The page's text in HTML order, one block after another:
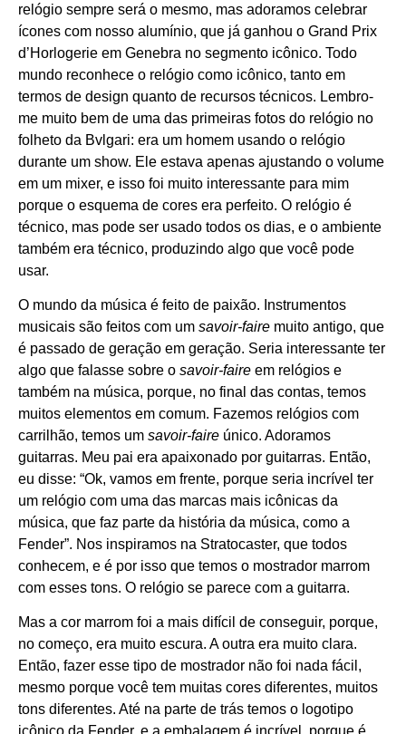
relógio sempre será o mesmo, mas adoramos celebrar
ícones com nosso alumínio, que já ganhou o Grand Prix
d’Horlogerie em Genebra no segmento icônico. Todo
mundo reconhece o relógio como icônico, tanto em
termos de design quanto de recursos técnicos. Lembro-
me muito bem de uma das primeiras fotos do relógio no
folheto da Bvlgari: era um homem usando o relógio
durante um show. Ele estava apenas ajustando o volume
em um mixer, e isso foi muito interessante para mim
porque o esquema de cores era perfeito. O relógio é
técnico, mas pode ser usado todos os dias, e o ambiente
também era técnico, produzindo algo que você pode
usar.
O mundo da música é feito de paixão. Instrumentos
musicais são feitos com um savoir-faire muito antigo, que
é passado de geração em geração. Seria interessante ter
algo que falasse sobre o savoir-faire em relógios e
também na música, porque, no final das contas, temos
muitos elementos em comum. Fazemos relógios com
carrilhão, temos um savoir-faire único. Adoramos
guitarras. Meu pai era apaixonado por guitarras. Então,
eu disse: “Ok, vamos em frente, porque seria incrível ter
um relógio com uma das marcas mais icônicas da
música, que faz parte da história da música, como a
Fender”. Nos inspiramos na Stratocaster, que todos
conhecem, e é por isso que temos o mostrador marrom
com esses tons. O relógio se parece com a guitarra.
Mas a cor marrom foi a mais difícil de conseguir, porque,
no começo, era muito escura. A outra era muito clara.
Então, fazer esse tipo de mostrador não foi nada fácil,
mesmo porque você tem muitas cores diferentes, muitos
tons diferentes. Até na parte de trás temos o logotipo